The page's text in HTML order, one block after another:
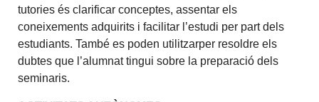
tutories és clarificar conceptes, assentar els
coneixements adquirits i facilitar l’estudi per part dels
estudiants. També es poden utilitzarper resoldre els
dubtes que l’alumnat tingui sobre la preparació dels
seminaris.